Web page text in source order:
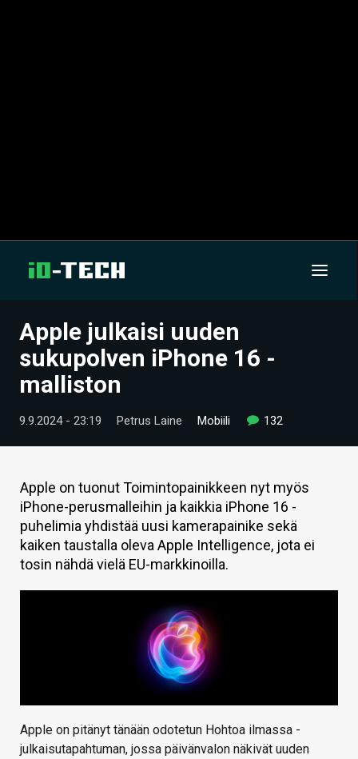
UUTISET
ARTIKKELIT
VIDEOT
TECHBBS
TIETOA
HINTA.FI
KAUPPA
Apple julkaisi uuden
sukupolven iPhone 16 -
malliston
9.9.2024 - 23:19 Petrus Laine Mobiili 132
Apple on tuonut Toimintopainikkeen nyt myös
iPhone-perusmalleihin ja kaikkia iPhone 16 -
puhelimia yhdistää uusi kamerapainike sekä
kaiken taustalla oleva Apple Intelligence, jota ei
tosin nähdä vielä EU-markkinoilla.
Apple on pitänyt tänään odotetun Hohtoa ilmassa -
julkaisutapahtuman, jossa päivänvalon näkivät uuden